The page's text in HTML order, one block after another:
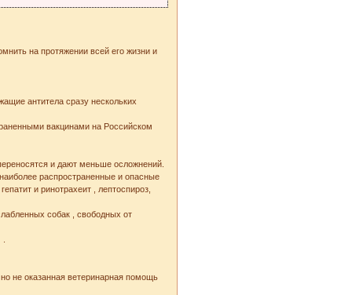
на протяжении всей его жизни и
антитела сразу нескольких
вакцинами на Российском
и дают меньше осложнений.
распространенные и опасные
и ринотрахеит , лептоспироз,
собак , свободных от
не оказанная ветеринарная помощь